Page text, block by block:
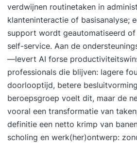
verdwijnen routinetaken in
klanteninteractie of basisanalyse;
support wordt geautomatiseerd
self-service. Aan de
—levert AI forse
professionals die blijven: lagere
doorlooptijd, betere
beroepsgroep voelt dit, maar de
vooral een transformatie van
definitie een netto krimp van
scholing en werk(her)ontwerp: